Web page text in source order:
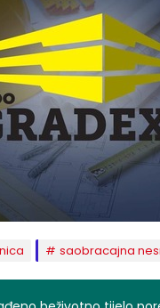
saobracajna